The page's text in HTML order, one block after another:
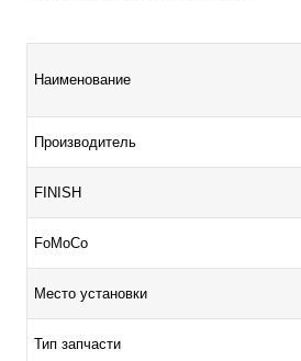
Наименование
Производитель
FINISH
FoMoCo
Место установки
Тип запчасти